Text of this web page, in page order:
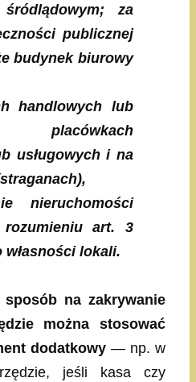
za
publicznej
budynek biurowy
handlowych lub
placówkach
usługowych i na
nieruchomości
art. 3
lokali.
sposób na zakrywanie
można stosować
dodatkowy — np. w
jeśli kasa czy